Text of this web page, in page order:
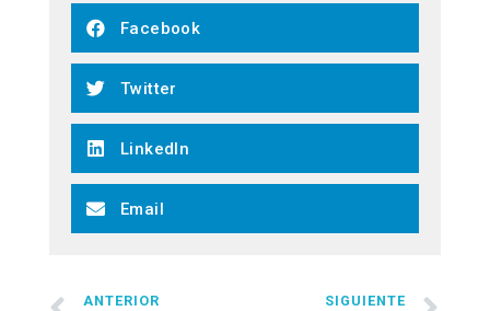
Facebook
Twitter
LinkedIn
Email
ANTERIOR SIGUIENTE